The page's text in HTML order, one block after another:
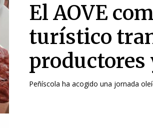
El AOVE
turístico
productores
Peñíscola ha acogido una jornada